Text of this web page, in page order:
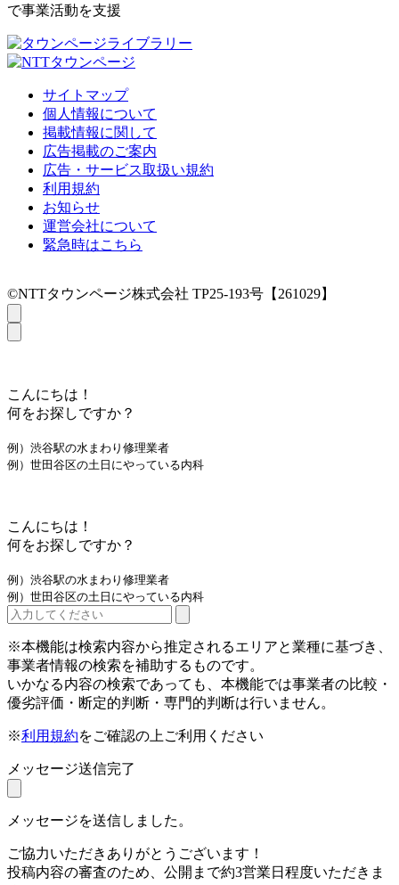
で事業活動を支援
サイトマップ
個人情報について
掲載情報に関して
広告掲載のご案内
広告・サービス取扱い規約
利用規約
お知らせ
運営会社について
緊急時はこちら
©NTTタウンページ株式会社 TP25-193号【261029】
こんにちは！
何をお探しですか？
例）渋谷駅の水まわり修理業者
例）世田谷区の土日にやっている内科
こんにちは！
何をお探しですか？
例）渋谷駅の水まわり修理業者
例）世田谷区の土日にやっている内科
※本機能は検索内容から推定されるエリアと業種に基づき、
事業者情報の検索を補助するものです。
いかなる内容の検索であっても、本機能では事業者の比較・
優劣評価・断定的判断・専門的判断は行いません。
※利用規約をご確認の上ご利用ください
メッセージ送信完了
メッセージを送信しました。
ご協力いただきありがとうございます！
投稿内容の審査のため、公開まで約3営業日程度いただきま